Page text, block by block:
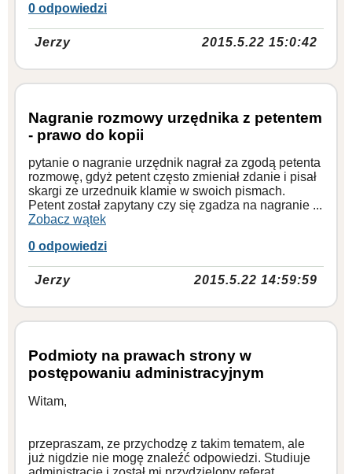
0 odpowiedzi
Jerzy 2015.5.22 15:0:42
Nagranie rozmowy urzędnika z petentem
- prawo do kopii
pytanie o nagranie urzędnik nagrał za zgodą petenta
rozmowę, gdyż petent często zmieniał zdanie i pisał
skargi ze urzednuik klamie w swoich pismach.
Petent został zapytany czy się zgadza na nagranie ...
Zobacz wątek
0 odpowiedzi
Jerzy 2015.5.22 14:59:59
Podmioty na prawach strony w
postępowaniu administracyjnym
Witam,
przepraszam, ze przychodzę z takim tematem, ale
już nigdzie nie mogę znaleźć odpowiedzi. Studiuje